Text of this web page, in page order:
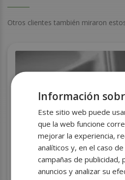
Otros clientes también miraron
ENVASE BLANCO MENU 2
Información
Este sitio web puede
que la web funcione
mejorar la experiencia,
analíticos y, en el caso
campañas de publicidad,
anuncios y analizar su